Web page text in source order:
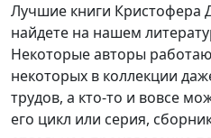
Лучшие книги Кристофера
найдете на нашем
Некоторые авторы
некоторых в коллекции
трудов, а кто-то и вовсе
его цикл или серия,